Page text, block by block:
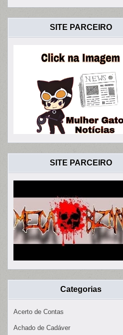
SITE PARCEIRO
SITE PARCEIRO
Categorias
Acerto de Contas
Achado de Cadáver